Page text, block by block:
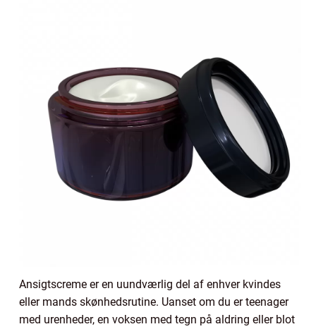
Ansigtscreme er en uundværlig del af enhver kvindes
eller mands skønhedsrutine. Uanset om du er teenager
med urenheder, en voksen med tegn på aldring eller blot